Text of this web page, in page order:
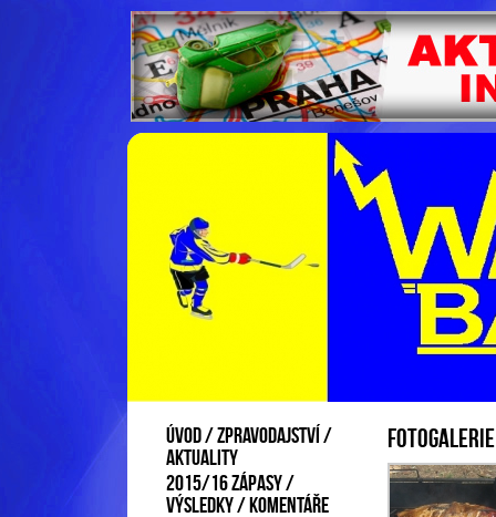
Úvod / zpravodajství /
aktuality
2015/16 ZÁPASY /
VÝSLEDKY / KOMENTÁŘE